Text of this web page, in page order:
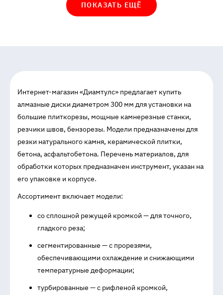
ПОКАЗАТЬ ЕЩЁ
Интернет-магазин «Диамтулс» предлагает купить
алмазные диски диаметром 300 мм для установки на
большие плиткорезы, мощные камнерезные станки,
резчики швов, бензорезы. Модели предназначены для
резки натурального камня, керамической плитки,
бетона, асфальтобетона. Перечень материалов, для
обработки которых предназначен инструмент, указан на
его упаковке и корпусе.
Ассортимент включает модели:
со сплошной режущей кромкой — для точного,
гладкого реза;
сегментированные — с прорезями,
обеспечивающими охлаждение и снижающими
температурные деформации;
турбированные — с рифленой кромкой,